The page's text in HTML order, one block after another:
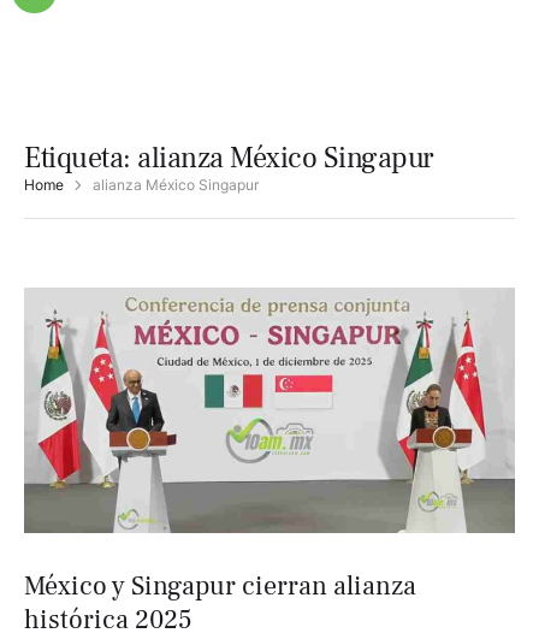
Etiqueta: alianza México Singapur
Home alianza México Singapur
México y Singapur cierran alianza
histórica 2025